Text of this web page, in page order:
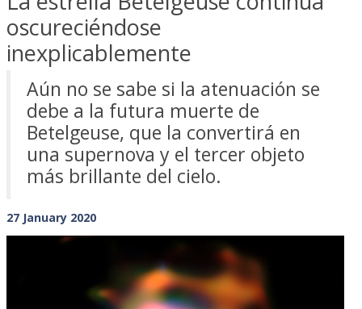
oscureciéndose
inexplicablemente
Aún no se sabe si la atenuación se
debe a la futura muerte de
Betelgeuse, que la convertirá en
una supernova y el tercer objeto
más brillante del cielo.
27 January 2020
Previous